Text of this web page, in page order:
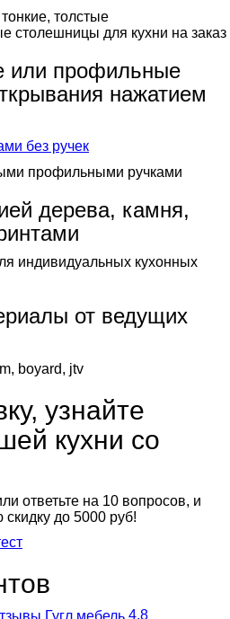
или профильные
нажатием
без ручек
дерева, камня,
от ведущих
узнайте
кухни со
ответьте на 10 вопросов, и
до 5000 руб!
4,8